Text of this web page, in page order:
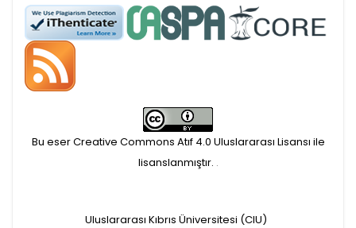
APC ödemesi
Öndenetimden geçen
makaleler için, 100 Avro
alınmaktadır.
Bu eser Creative Commons Atıf 4.0 Uluslararası Lisansı ile
lisanslanmıştır. .
Uluslararası Kıbrıs Üniversitesi (CIU)